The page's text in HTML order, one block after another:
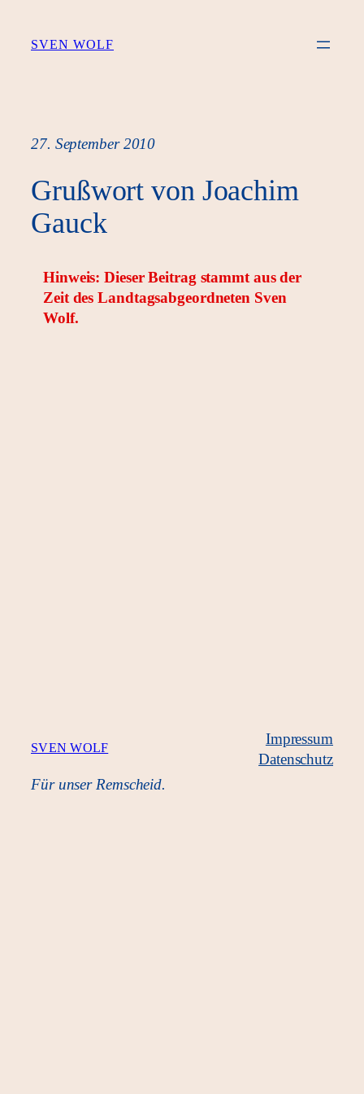
Inhalt
SVEN WOLF
27. September 2010
Grußwort von Joachim
Gauck
Hinweis: Dieser Beitrag stammt aus der
Zeit des Landtagsabgeordneten Sven
Wolf.
SVEN WOLF
Für unser Remscheid.
Impressum
Datenschutz